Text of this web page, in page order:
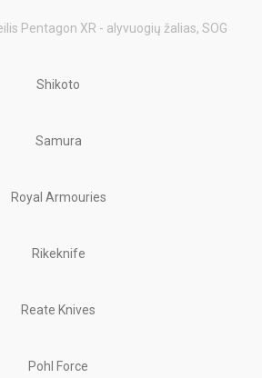
Shikoto
Samura
Royal Armouries
Rikeknife
Reate Knives
Pohl Force